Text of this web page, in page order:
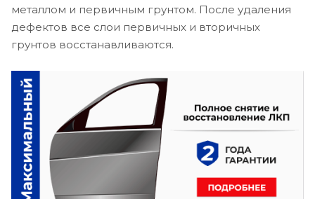
металлом и первичным грунтом. После удаления
дефектов все слои первичных и вторичных
грунтов восстанавливаются.